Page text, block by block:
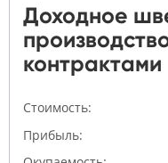
Доходное
контрактами
Стоимость:
Прибыль: